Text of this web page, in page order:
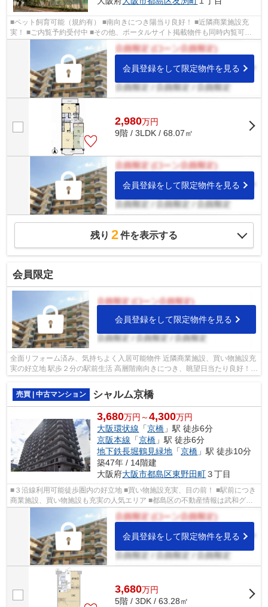
■ペット飼育可能（規約有） ■南向きにつき陽当り良好！ ■近隣商業施設充
実！ ■ご内覧予約受付中 ■その他、ポータルサイト掲載物件も同時内覧可能
会員登録をして限定物件を見る
2,980万円
9階 / 3LDK / 68.07㎡
会員登録をして限定物件を見る
残り 2件を表示する
会員限定
会員登録をして限定物件を見る
全面リフォーム済み、気持ちよく入居可能物件 近隣商業施設、買い物施設充
実の好立地 駅歩２分の駅前生活 高層階南向きにつき、眺望日当たり良好！ ■
売買 | 中古マンション
シャルム京橋
3,680万円～4,300万円
大阪環状線 「京橋 」駅 徒歩6分
京阪本線 「京橋 」駅 徒歩6分
地下鉄長堀鶴見緑地 「京橋 」駅 徒歩10分
築47年 / 14階建
大阪府大阪市都島区東野田町３丁目
■３沿線利用可能徒歩圏内の好立地 ■買い物施設充実、目の前！ ■駅前につき
商業施設、買い物施設も充実の人気エリア ■都島区の不動産情報は武和グル
会員登録をして限定物件を見る
3,680万円
5階 / 3DK / 63.28㎡